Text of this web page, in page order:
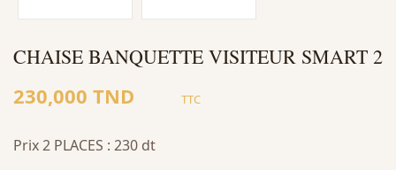
CHAISE BANQUETTE VISITEUR SMART 2
230,000 TND TTC
Prix 2 PLACES : 230 dt